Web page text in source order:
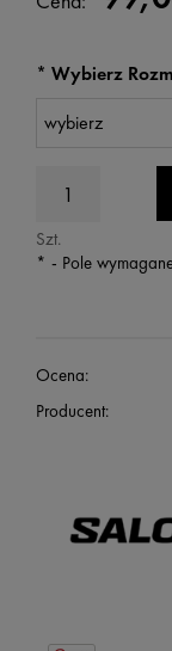
* Wybierz
Szt.
* - Pole
Ocena:
Producent: